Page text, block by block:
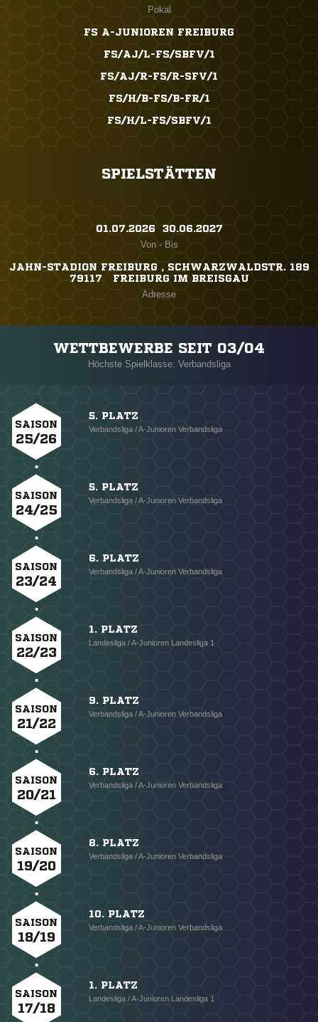
Pokal
FS A-JUNIOREN FREIBURG
FS/AJ/L-FS/SBFV/1
FS/AJ/R-FS/R-SFV/1
FS/H/B-FS/B-FR/1
FS/H/L-FS/SBFV/1
SPIELSTÄTTEN
01.07.2026 ​ 30.06.2027
Von - Bis
JAHN-STADION FREIBURG , SCHWARZWALDSTR. 189
79117 FREIBURG IM BREISGAU
Adresse
WETTBEWERBE SEIT 03/04
Höchste Spielklasse: Verbandsliga
SAISON
25/26
5. PLATZ
Verbandsliga / A-Junioren Verbandsliga
SAISON
24/25
5. PLATZ
Verbandsliga / A-Junioren Verbandsliga
SAISON
23/24
6. PLATZ
Verbandsliga / A-Junioren Verbandsliga
SAISON
22/23
1. PLATZ
Landesliga / A-Junioren Landesliga 1
SAISON
21/22
9. PLATZ
Verbandsliga / A-Junioren Verbandsliga
SAISON
20/21
6. PLATZ
Verbandsliga / A-Junioren Verbandsliga
SAISON
19/20
8. PLATZ
Verbandsliga / A-Junioren Verbandsliga
SAISON
18/19
10. PLATZ
Verbandsliga / A-Junioren Verbandsliga
SAISON
17/18
1. PLATZ
Landesliga / A-Junioren Landesliga 1